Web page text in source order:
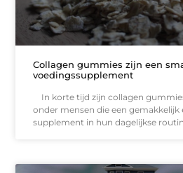
Collagen gummies zijn een
voedingssupplement
In korte tijd zijn collagen
onder mensen die een gemakkelijk
supplement in hun dagelijkse